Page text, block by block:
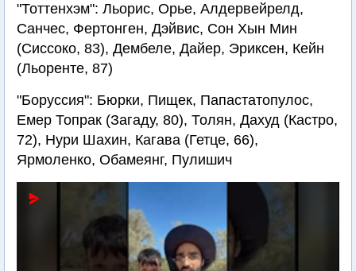
"Тоттенхэм": Льорис, Орье, Алдервейрелд,
Санчес, Фертонген, Дэйвис, Сон Хын Мин
(Сиссоко, 83), Дембеле, Дайер, Эриксен, Кейн
(Льоренте, 87)
"Боруссия": Бюрки, Пищек, Папастатопулос,
Емер Топрак (Загаду, 80), Толян, Дахуд (Кастро,
72), Нури Шахин, Кагава (Гетце, 66),
Ярмоленко, Обамеянг, Пулишич